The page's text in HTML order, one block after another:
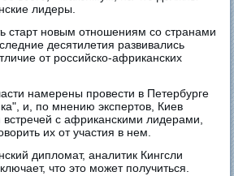
лидеры.
старт новым отношениям со странами
десятилетия развивались
от российско-африканских
намерены провести в Петербурге
и, по мнению экспертов, Киев
встречей с африканскими лидерами,
их от участия в нем.
дипломат, аналитик Кингсли
что это может получиться.